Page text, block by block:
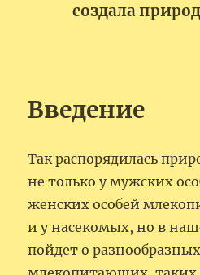
создала
Введение
Так распорядилась
не только у мужских
женских особей
и у насекомых, но в
пойдет о